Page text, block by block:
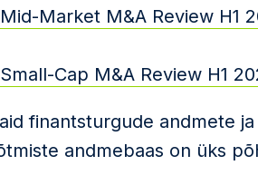
Market M&A Review H1
Cap M&A Review H1
finantsturgude andmete
andmebaas on üks